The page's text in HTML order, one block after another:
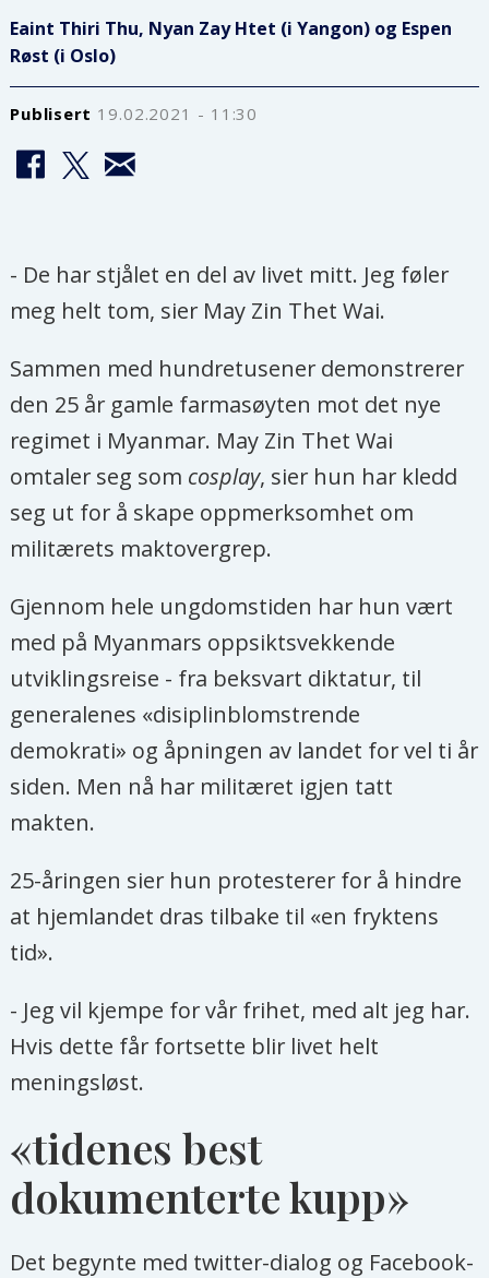
Eaint Thiri Thu, Nyan Zay Htet (i Yangon) og Espen
Røst (i Oslo)
Publisert 19.02.2021 - 11:30
- De har stjålet en del av livet mitt. Jeg føler
meg helt tom, sier May Zin Thet Wai.
Sammen med hundretusener demonstrerer
den 25 år gamle farmasøyten mot det nye
regimet i Myanmar. May Zin Thet Wai
omtaler seg som cosplay, sier hun har kledd
seg ut for å skape oppmerksomhet om
militærets maktovergrep.
Gjennom hele ungdomstiden har hun vært
med på Myanmars oppsiktsvekkende
utviklingsreise - fra beksvart diktatur, til
generalenes «disiplinblomstrende
demokrati» og åpningen av landet for vel ti år
siden. Men nå har militæret igjen tatt
makten.
25-åringen sier hun protesterer for å hindre
at hjemlandet dras tilbake til «en fryktens
tid».
- Jeg vil kjempe for vår frihet, med alt jeg har.
Hvis dette får fortsette blir livet helt
meningsløst.
«tidenes best
dokumenterte kupp»
Det begynte med twitter-dialog og Facebook-